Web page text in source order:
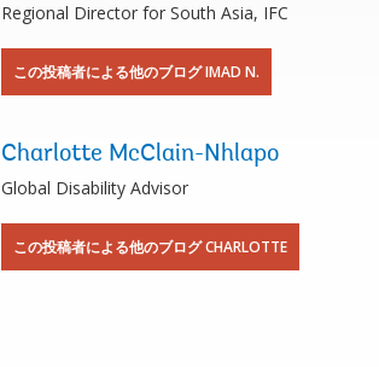
Regional Director for South Asia, IFC
この投稿者による他のブログ IMAD N.
Charlotte McClain-Nhlapo
Global Disability Advisor
この投稿者による他のブログ CHARLOTTE